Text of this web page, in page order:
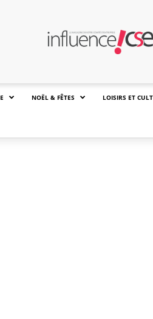
NOËL & FÊTES LOISIRS ET